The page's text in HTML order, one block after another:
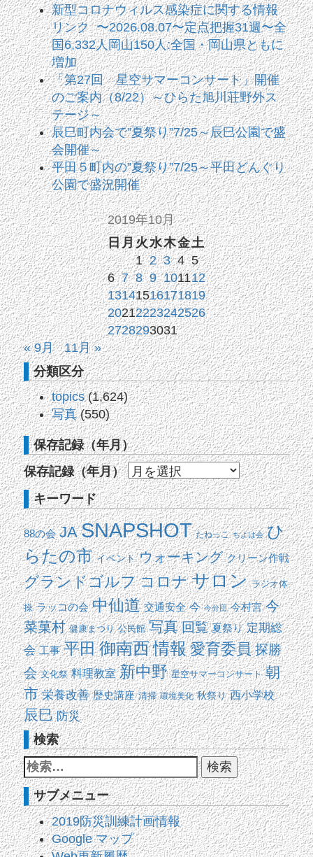
新型コロナウィルス感染症に関する情報
リンク 〜2026.08.07〜定点把握31週〜全
国6,332人岡山150人:全国・岡山県ともに
増加
「第27回 星空サマーコンサート」開催
のご案内（8/22）～ひらた旭川荘野外ス
テージ～
辰巳町内会で”夏祭り”7/25～辰巳公園で盛
会開催～
平田５町内の”夏祭り”7/25～平田どんぐり
公園で盛況開催
2019年10月
日月火水木金土
1 2 3 4 5
6 7 8 9 101112
13141516171819
20212223242526
2728293031
« 9月
11月 »
分類区分
topics(1,624)
写真(550)
保存記録（年月）
保存記録（年月）
キーワード
88の会 JA SNAPSHOT たねっこ ちよは会 ひ
らたの市 イベント ウォーキング クリーン作戦
グランドゴルフ コロナ サロン ラジオ体
操 ラッコの会 中仙道 交通安全 今 今分団 今村宮 今
菜菓村 健康まつり 公民館 写真 回覧 夏祭り 定期総
会 工事 平田御南西情報 愛育委員 探勝
会 文化祭 料理教室 新中野 星空サマーコンサート 朝
市 栄養改善 歴史講座 清掃 環境美化 秋祭り 西小学校
辰巳 防災
検索
サブメニュー
2019防災訓練計画情報
Google マップ